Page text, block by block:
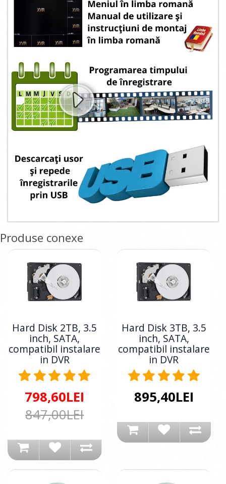
Produse conexe
Hard Disk 2TB, 3.5
inch, SATA,
compatibil instalare
in DVR
798,60LEI
847,00LEI
Hard Disk 3TB, 3.5
inch, SATA,
compatibil instalare
in DVR
895,40LEI